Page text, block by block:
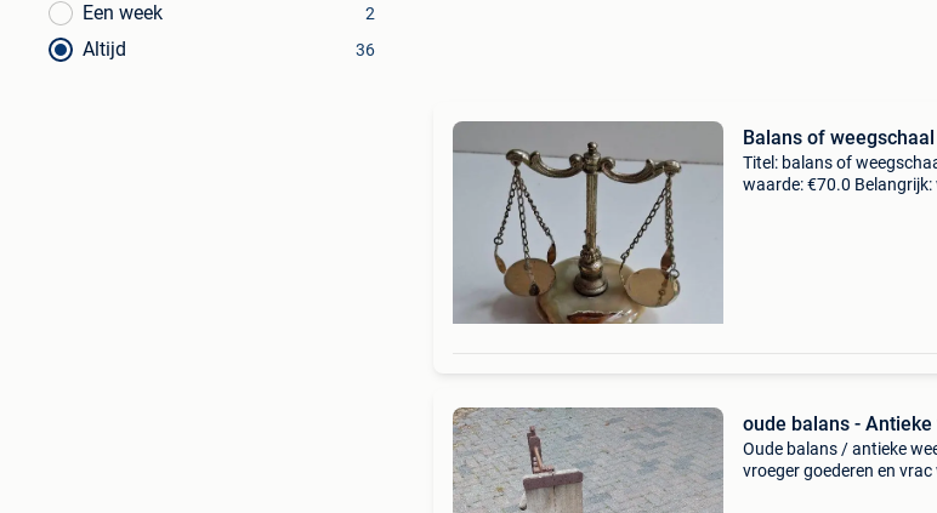
Een week 2
Altijd 36
Balans of weegschaal
Titel: balans of
waarde: €70.0
oude balans -
Oude balans / antieke
vroeger goederen en